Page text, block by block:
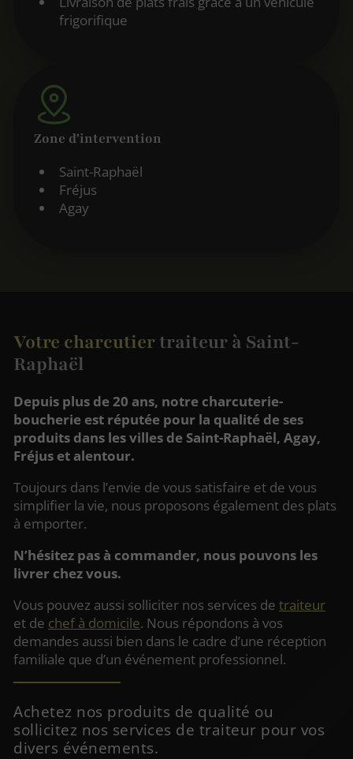
frigorifique
Zone d'intervention
Saint-Raphaël
Fréjus
Agay
Votre charcutiertraiteur à Saint-
Raphaël
Depuis plus de 20 ans, notre charcuterie-
boucherie est réputée pour la qualité de ses
produits dans les villes de Saint-Raphaël, Agay,
Fréjus et alentour.
Toujours dans l’envie de vous satisfaire et de vous
simplifier la vie, nous proposons également des plats
à emporter.
N’hésitez pas à commander, nous pouvons les
livrer chez vous.
Vous pouvez aussi solliciter nos services detraiteur
et de chef à domicile. Nous répondons à vos
demandes aussi bien dans le cadre d’une réception
familiale que d’un événement professionnel.
Achetez nos produits de qualité ou
sollicitez nos services de traiteur pour vos
divers événements.